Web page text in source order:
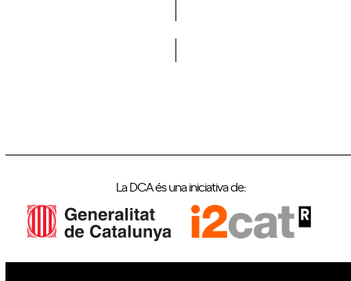
La DCA és una iniciativa de: